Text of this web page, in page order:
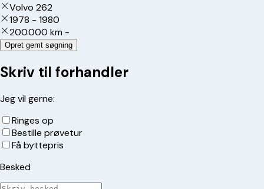
Volvo 262
1978 - 1980
200.000 km -
Opret gemt søgning
Skriv til forhandler
Jeg vil gerne:
Ringes op
Bestille prøvetur
Få byttepris
Besked